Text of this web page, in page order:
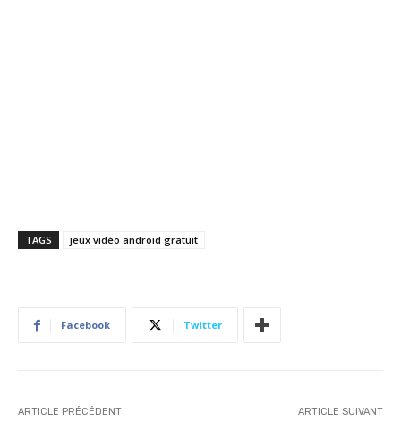
TAGS jeux vidéo android gratuit
Facebook Twitter
ARTICLE PRÉCÉDENT ARTICLE SUIVANT